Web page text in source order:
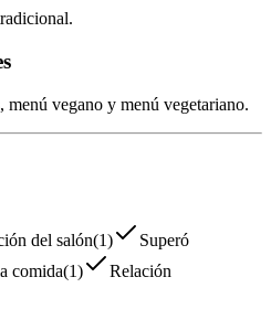
vegano y menú vegetariano.
del salón(1)
Superó
comida(1)
Relación